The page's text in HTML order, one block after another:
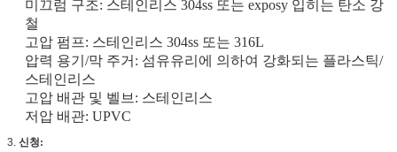
미끄럼 구조: 스테인리스 304ss 또는 exposy 입히는 탄소 강
철
고압 펌프: 스테인리스 304ss 또는 316L
압력 용기/막 주거: 섬유유리에 의하여 강화되는 플라스틱/
스테인리스
고압 배관 및 벨브: 스테인리스
저압 배관: UPVC
3. 신청: